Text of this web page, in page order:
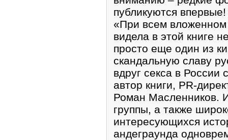
публикуются впервые!
«При всем вложенном
видела в этой книге
просто еще один из
скандальную славу
вдруг секса в России
автор книги, PR-
Роман Масленников.
группы, а также
интересующихся
андеграунда